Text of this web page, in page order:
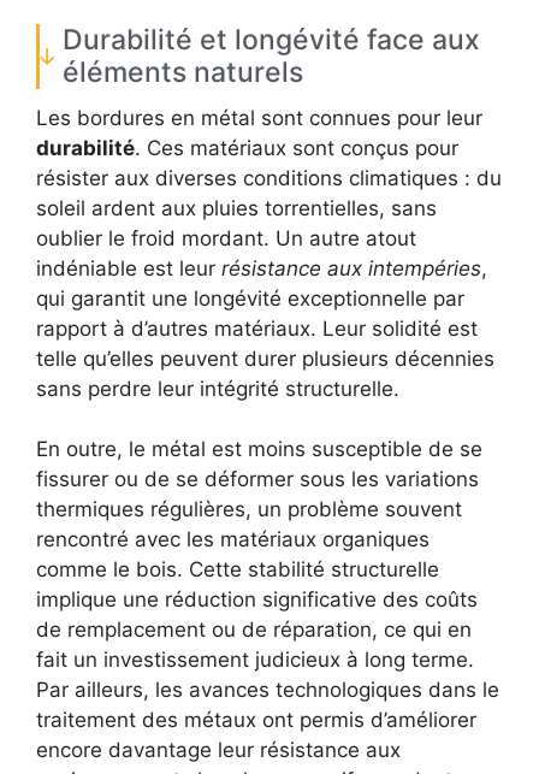
Durabilité et longévité face aux
éléments naturels
Les bordures en métal sont connues pour leur
durabilité. Ces matériaux sont conçus pour
résister aux diverses conditions climatiques : du
soleil ardent aux pluies torrentielles, sans
oublier le froid mordant. Un autre atout
indéniable est leur résistance aux intempéries,
qui garantit une longévité exceptionnelle par
rapport à d’autres matériaux. Leur solidité est
telle qu’elles peuvent durer plusieurs décennies
sans perdre leur intégrité structurelle.
En outre, le métal est moins susceptible de se
fissurer ou de se déformer sous les variations
thermiques régulières, un problème souvent
rencontré avec les matériaux organiques
comme le bois. Cette stabilité structurelle
implique une réduction significative des coûts
de remplacement ou de réparation, ce qui en
fait un investissement judicieux à long terme.
Par ailleurs, les avances technologiques dans le
traitement des métaux ont permis d’améliorer
encore davantage leur résistance aux